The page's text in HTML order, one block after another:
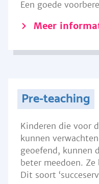
Een goede
Meer
Pre-teaching
Kinderen die voor
kunnen
geoefend, kunnen
beter meedoen.
Dit soort